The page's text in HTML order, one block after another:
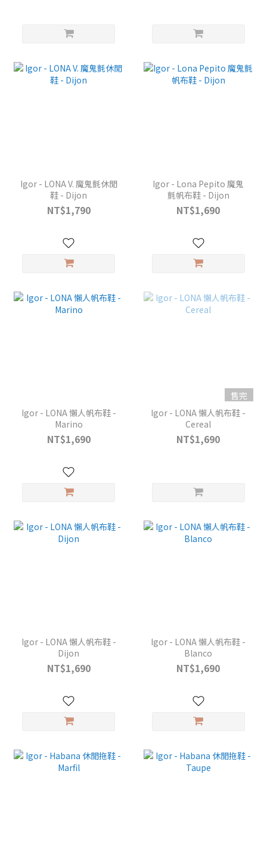
Igor - LONA V. 魔鬼氈休閒
鞋 - Dijon
NT$1,790
Igor - Lona Pepito 魔鬼
氈帆布鞋 - Dijon
NT$1,690
Igor - LONA 懶人帆布鞋 -
Marino
NT$1,690
售完
Igor - LONA 懶人帆布鞋 -
Cereal
NT$1,690
Igor - LONA 懶人帆布鞋 -
Dijon
NT$1,690
Igor - LONA 懶人帆布鞋 -
Blanco
NT$1,690